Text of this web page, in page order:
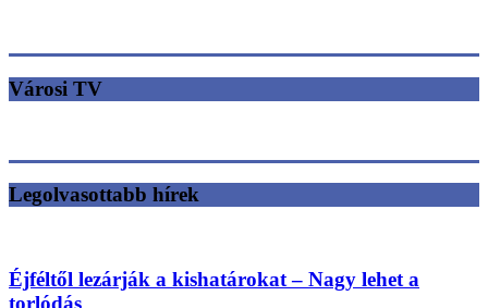
Városi TV
Legolvasottabb hírek
Éjféltől lezárják a kishatárokat – Nagy lehet a
torlódás